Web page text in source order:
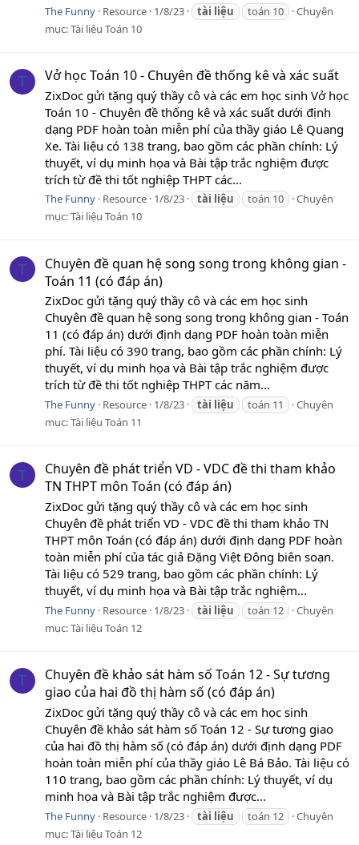
The Funny Resource 1/8/23 tài liệu toán 10
Chuyên
mục:Tài liệu Toán 10
T Vở học Toán 10 - Chuyên đề thống kê và xác suất
ZixDoc gửi tặng quý thầy cô và các em học sinh Vở học
Toán 10 - Chuyên đề thống kê và xác suất dưới định
dạng PDF hoàn toàn miễn phí của thầy giáo Lê Quang
Xe. Tài liệu có 138 trang, bao gồm các phần chính: Lý
thuyết, ví dụ minh họa và Bài tập trắc nghiệm được
trích từ đề thi tốt nghiệp THPT các...
The Funny Resource 1/8/23 tài liệu toán 10
Chuyên
mục:Tài liệu Toán 10
T
Chuyên đề quan hệ song song trong không gian -
Toán 11 (có đáp án)
ZixDoc gửi tặng quý thầy cô và các em học sinh
Chuyên đề quan hệ song song trong không gian - Toán
11 (có đáp án) dưới định dạng PDF hoàn toàn miễn
phí. Tài liệu có 390 trang, bao gồm các phần chính: Lý
thuyết, ví dụ minh họa và Bài tập trắc nghiệm được
trích từ đề thi tốt nghiệp THPT các năm...
The Funny Resource 1/8/23 tài liệu toán 11
Chuyên
mục:Tài liệu Toán 11
T
Chuyên đề phát triển VD - VDC đề thi tham khảo
TN THPT môn Toán (có đáp án)
ZixDoc gửi tặng quý thầy cô và các em học sinh
Chuyên đề phát triển VD - VDC đề thi tham khảo TN
THPT môn Toán (có đáp án) dưới định dạng PDF hoàn
toàn miễn phí của tác giả Đặng Việt Đông biên soạn.
Tài liệu có 529 trang, bao gồm các phần chính: Lý
thuyết, ví dụ minh họa và Bài tập trắc nghiệm...
The Funny Resource 1/8/23 tài liệu toán 12
Chuyên
mục:Tài liệu Toán 12
T
Chuyên đề khảo sát hàm số Toán 12 - Sự tương
giao của hai đồ thị hàm số (có đáp án)
ZixDoc gửi tặng quý thầy cô và các em học sinh
Chuyên đề khảo sát hàm số Toán 12 - Sự tương giao
của hai đồ thị hàm số (có đáp án) dưới định dạng PDF
hoàn toàn miễn phí của thầy giáo Lê Bá Bảo. Tài liệu có
110 trang, bao gồm các phần chính: Lý thuyết, ví dụ
minh họa và Bài tập trắc nghiệm được...
The Funny Resource 1/8/23 tài liệu toán 12
Chuyên
mục:Tài liệu Toán 12